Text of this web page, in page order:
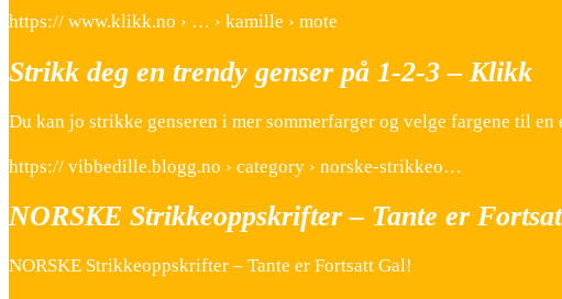
https:// www.klikk.no › … › kamille › mote
Strikk deg en trendy genser på 1-2-3 – Klikk
Du kan jo strikke genseren i mer sommerfarger og velge fargene til
https:// vibbedille.blogg.no › category › norske-strikkeo…
NORSKE Strikkeoppskrifter – Tante er
NORSKE Strikkeoppskrifter – Tante er Fortsatt Gal!